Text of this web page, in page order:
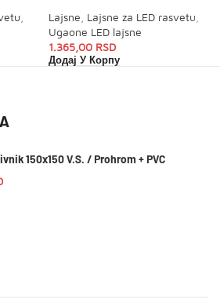
Lajsne Lajsne za LED rasvetu
Ugaone LED lajsne
1.365,00 RSD
Додај У Корпу
150x150 V.S. / Prohrom + PVC